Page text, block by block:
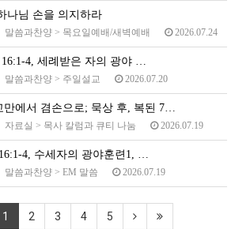
나님 손을 의지하라
말씀과찬양 > 목요일예배/새벽예배 2026.07.24
16:1-4, 세례받은 자의 광야 …
말씀과찬양 > 주일설교 2026.07.20
만에서 겸손으로; 묵상 후, 복된 7…
자료실 > 목사 칼럼과 큐티 나눔 2026.07.19
4, 수세자의 광야훈련1, …
말씀과찬양 > EM 말씀 2026.07.19
1 2 3 4 5